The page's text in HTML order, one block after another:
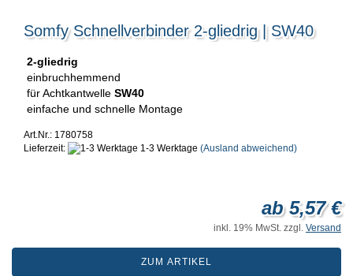
Somfy Schnellverbinder 2-gliedrig | SW40
2-gliedrig
einbruchhemmend
für Achtkantwelle SW40
einfache und schnelle Montage
Art.Nr.: 1780758
Lieferzeit:
1-3 Werktage (Ausland abweichend)
ab 5,57 €
inkl. 19% MwSt. zzgl. Versand
ZUM ARTIKEL